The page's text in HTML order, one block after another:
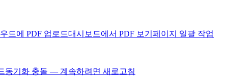
드에 PDF 업로드대시보드에서 PDF 보기 페이지 일괄 작업
동기화 충돌 — 계속하려면 새로고침